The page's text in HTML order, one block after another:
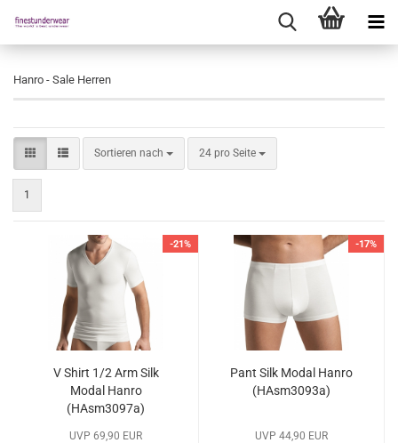
Hanro - Sale Herren
Sortieren nach
Sortieren nach 24 pro Seite
pro Seite
1
-21%
V Shirt 1/2 Arm Silk
Modal Hanro
(HAsm3097a)
UVP 69,90 EUR
-17%
Pant Silk Modal Hanro
(HAsm3093a)
UVP 44,90 EUR